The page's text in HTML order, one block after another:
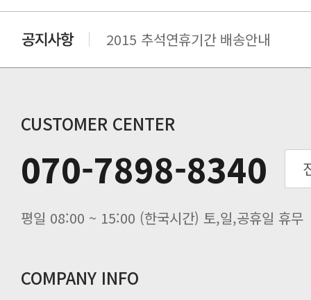
2015 추석연휴기간 배송안내
추수감사절 배송안내
추석기간 배송안내
노동절(9월3일) 배송업무 안내
입금 고객님을 찾습니다.
CUSTOMER CENTER
070-7898-8340
평일 08:00 ~ 15:00 (한국시간) 토,일,공휴일 휴무
COMPANY INFO